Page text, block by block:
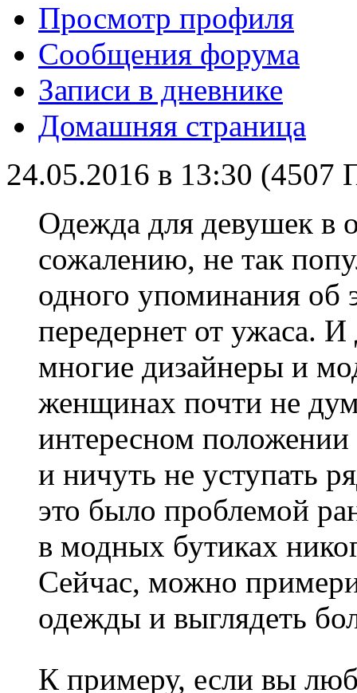
Просмотр профиля
Сообщения форума
Записи в дневнике
Домашняя страница
24.05.2016 в 13:30 (4507
Одежда для девушек в
сожалению, не так
одного упоминания об
передернет от ужаса.
многие дизайнеры и
женщинах почти не
интересном положении
и ничуть не уступать
это было проблемой
в модных бутиках
Сейчас, можно
одежды и выглядеть
К примеру, если вы